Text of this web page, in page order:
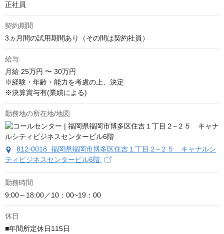
正社員
契約期間
3ヵ月間の試用期間あり（その間は契約社員）
給与
月給 25万円 〜 30万円
※経験・年齢・能力を考慮の上、決定
※決算賞与有(業績による)
勤務地の所在地/地図
812-0018 福岡県福岡市博多区住吉１丁目２−２５ キャナルシ
ティビジネスセンタービル6階
勤務時間
9:00～18:00／10：00~19：00
休日
■年間所定休日115日